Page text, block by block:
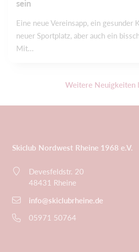
sein
Eine neue Vereinsapp, ein gesunder
neuer Sportplatz, aber auch ein
Mit...
Weitere Neuigkeiten
Skiclub Nordwest Rheine 1968 e.V.
Devesfeldstr. 20
48431 Rheine
info@skiclubrheine.de
05971 50764